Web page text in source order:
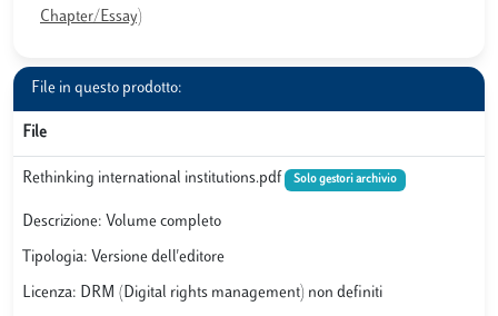
Chapter/Essay)
File in questo prodotto:
File
Rethinking international institutions.pdf Solo gestori archivio
Descrizione: Volume completo
Tipologia: Versione dell'editore
Licenza: DRM (Digital rights management) non definiti